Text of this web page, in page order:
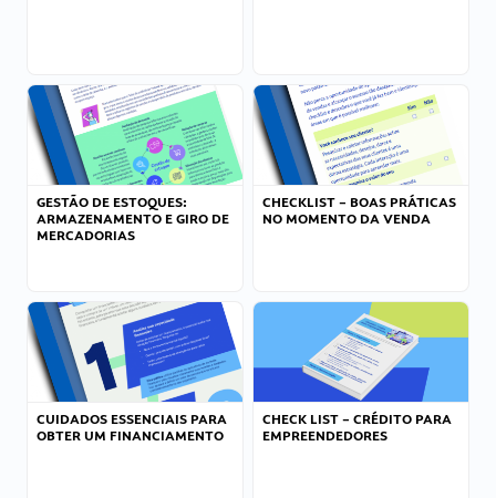
GESTÃO DE ESTOQUES:
ARMAZENAMENTO E GIRO DE
MERCADORIAS
CHECKLIST – BOAS PRÁTICAS
NO MOMENTO DA VENDA
CUIDADOS ESSENCIAIS PARA
OBTER UM FINANCIAMENTO
CHECK LIST – CRÉDITO PARA
EMPREENDEDORES